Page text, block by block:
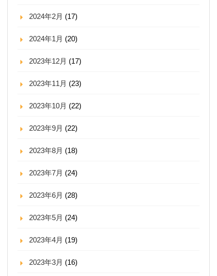
2024年2月 (17)
2024年1月 (20)
2023年12月 (17)
2023年11月 (23)
2023年10月 (22)
2023年9月 (22)
2023年8月 (18)
2023年7月 (24)
2023年6月 (28)
2023年5月 (24)
2023年4月 (19)
2023年3月 (16)